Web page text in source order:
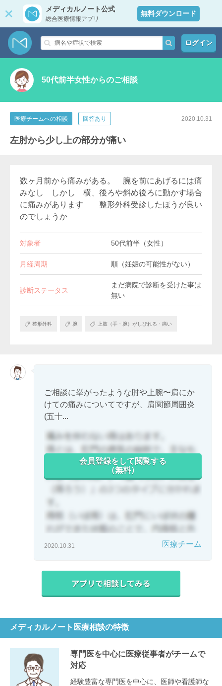
メディカルノート公式
総合医療情報アプリ
無料ダウンロード
ログイン
50代前半女性からのご相談
医療チームへの相談 回答あり 2020.10.31
左肘から少し上の部分が痛い
数ヶ月前から痛みがある。 腕を前にあげるには痛
みなし しかし 横、後ろや斜め後ろに動かす場合
に痛みがあります 整形外科受診したほうが良い
のでしょうか
対象者 50代前半（女性）
月経周期 順（妊娠の可能性がない）
診断ステータス
まだ病院で診断を受けた事は
無い
整形外科 腕 上肢（手・腕）がしびれる・痛い
ご相談に挙がったような肘や上腕〜肩にか
けての痛みについてですが、肩関節周囲炎
(五十...
会員登録をして閲覧する
（無料）
2020.10.31 医療チーム
メディカルノート医療相談の特徴
専門医を中心に医療従事者がチームで
対応
経験豊富な専門医を中心に、医師や看護師な